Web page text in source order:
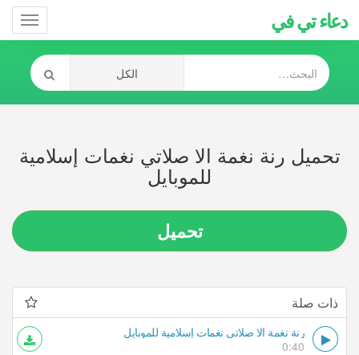
دعاء تي في
تحميل رنة نغمة الا صلاتي نغمات إسلامية
للموبايل
تحميل
ذات صلة
رنة نغمة الا صلاتي نغمات إسلامية للموبايل
0:40